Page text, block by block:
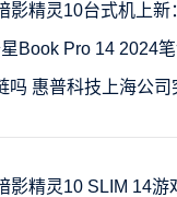
10台式机上新：i7-
Pro 14 2024笔记本发布：顶
科技上海公司突然注销引热议
10 SLIM 14游戏本发布：顶配